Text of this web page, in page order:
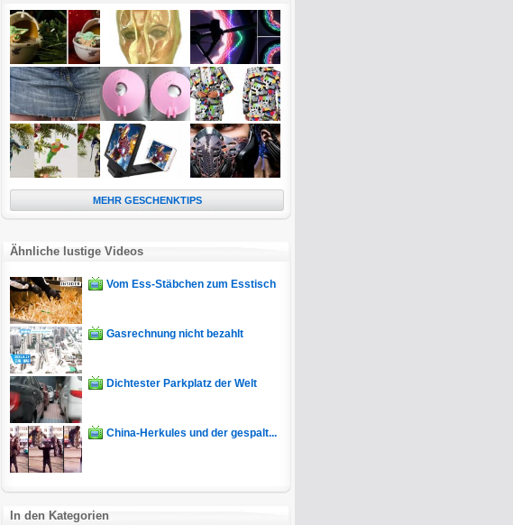
MEHR GESCHENKTIPS
Ähnliche lustige Videos
Vom Ess-Stäbchen zum Esstisch
Gasrechnung nicht bezahlt
Dichtester Parkplatz der Welt
China-Herkules und der gespalt...
In den Kategorien